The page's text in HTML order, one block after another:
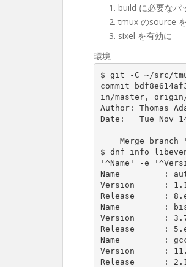
build に必要なパ
tmux のsource
sixel を有効に
環境
$ git -C ~/src/
commit
in/master, origin/
Author: Thomas
Date:   Tue Nov
$ dnf info
'^Name' -e
Name         :
Version      :
Release      :
Name         :
Version      :
Release      :
Name         :
Version      :
Release      :